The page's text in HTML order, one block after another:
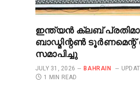
ഇന്ത്യൻ ക്ലബ്
ബാഡ്മിന്റൺ ടൂർണമെന്റ്
സമാപിച്ചു
JULY 31, 2026 BAHRAIN
1 MIN READ